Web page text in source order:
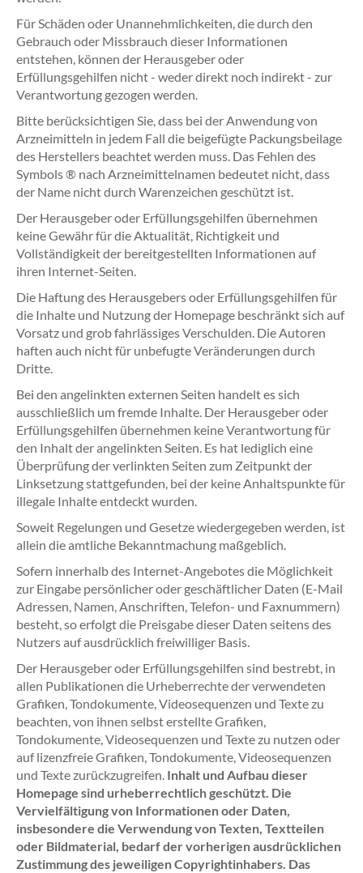
Für Schäden oder Unannehmlichkeiten, die durch den
Gebrauch oder Missbrauch dieser Informationen
entstehen, können der Herausgeber oder
Erfüllungsgehilfen nicht - weder direkt noch indirekt - zur
Verantwortung gezogen werden.
Bitte berücksichtigen Sie, dass bei der Anwendung von
Arzneimitteln in jedem Fall die beigefügte Packungsbeilage
des Herstellers beachtet werden muss. Das Fehlen des
Symbols ® nach Arzneimittelnamen bedeutet nicht, dass
der Name nicht durch Warenzeichen geschützt ist.
Der Herausgeber oder Erfüllungsgehilfen übernehmen
keine Gewähr für die Aktualität, Richtigkeit und
Vollständigkeit der bereitgestellten Informationen auf
ihren Internet-Seiten.
Die Haftung des Herausgebers oder Erfüllungsgehilfen für
die Inhalte und Nutzung der Homepage beschränkt sich auf
Vorsatz und grob fahrlässiges Verschulden. Die Autoren
haften auch nicht für unbefugte Veränderungen durch
Dritte.
Bei den angelinkten externen Seiten handelt es sich
ausschließlich um fremde Inhalte. Der Herausgeber oder
Erfüllungsgehilfen übernehmen keine Verantwortung für
den Inhalt der angelinkten Seiten. Es hat lediglich eine
Überprüfung der verlinkten Seiten zum Zeitpunkt der
Linksetzung stattgefunden, bei der keine Anhaltspunkte für
illegale Inhalte entdeckt wurden.
Soweit Regelungen und Gesetze wiedergegeben werden, ist
allein die amtliche Bekanntmachung maßgeblich.
Sofern innerhalb des Internet-Angebotes die Möglichkeit
zur Eingabe persönlicher oder geschäftlicher Daten (E-Mail
Adressen, Namen, Anschriften, Telefon- und Faxnummern)
besteht, so erfolgt die Preisgabe dieser Daten seitens des
Nutzers auf ausdrücklich freiwilliger Basis.
Der Herausgeber oder Erfüllungsgehilfen sind bestrebt, in
allen Publikationen die Urheberrechte der verwendeten
Grafiken, Tondokumente, Videosequenzen und Texte zu
beachten, von ihnen selbst erstellte Grafiken,
Tondokumente, Videosequenzen und Texte zu nutzen oder
auf lizenzfreie Grafiken, Tondokumente, Videosequenzen
und Texte zurückzugreifen. Inhalt und Aufbau dieser
Homepage sind urheberrechtlich geschützt. Die
Vervielfältigung von Informationen oder Daten,
insbesondere die Verwendung von Texten, Textteilen
oder Bildmaterial, bedarf der vorherigen ausdrücklichen
Zustimmung des jeweiligen Copyrightinhabers. Das